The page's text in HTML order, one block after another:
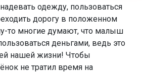
одежду, пользоваться
дорогу в положенном
то многие думают, что малыш
деньгами, ведь это
нашей жизни! Чтобы
не тратил время на